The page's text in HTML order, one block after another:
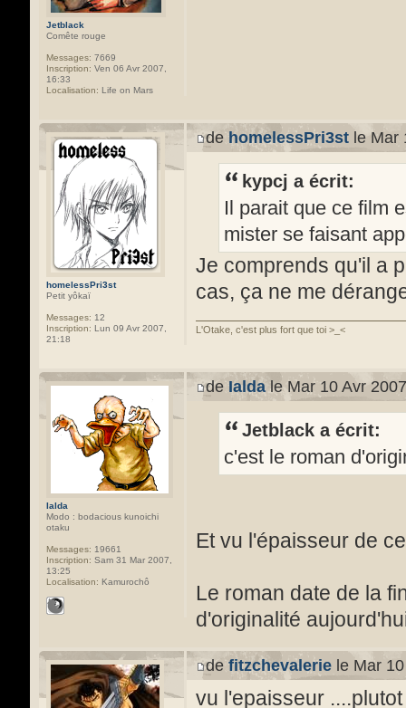
Jetblack
Comête rouge
Messages: 7669
Inscription: Ven 06 Avr 2007,
16:33
Localisation: Life on Mars
homelessPri3st
Petit yôkaï
Messages: 12
Inscription: Lun 09 Avr 2007,
21:18
dehomelessPri3st le Mar
kypcj a écrit:
Il parait que ce film
mister se faisant
Je comprends qu'il a
cas, ça ne me
L'Otake, c'est plus fort que toi >_<
Ialda
Modo : bodacious kunoichi
otaku
Messages: 19661
Inscription: Sam 31 Mar 2007,
13:25
Localisation: Kamurochô
deIaldale Mar 10 Avr
Jetblack a écrit:
c'est le roman
Et vu l'épaisseur de
Le roman date de la
d'originalité
defitzchevalerie le Mar
vu l'epaisseur